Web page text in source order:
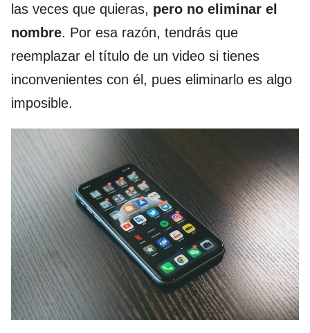
las veces que quieras, pero no eliminar el
nombre. Por esa razón, tendrás que
reemplazar el título de un video si tienes
inconvenientes con él, pues eliminarlo es algo
imposible.